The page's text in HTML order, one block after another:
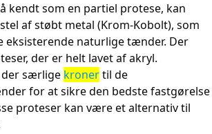
kendt som en partiel protese, kan
af støbt metal (Krom-Kobolt), som
eksisterende naturlige tænder. Der
der er helt lavet af akryl.
der særlige kronertil de
for at sikre den bedste fastgørelse
proteser kan være et alternativ til